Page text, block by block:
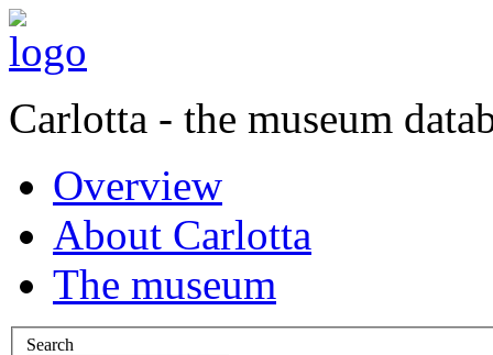
Carlotta - the museum
Overview
About Carlotta
The museum
Search